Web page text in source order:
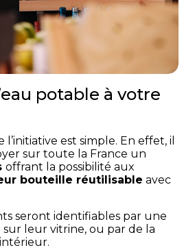
potable à votre
est simple. En effet, il
sur toute la France un
offrant la possibilité aux
bouteille réutilisable avec
seront identifiables par une
sur leur vitrine, ou par de la